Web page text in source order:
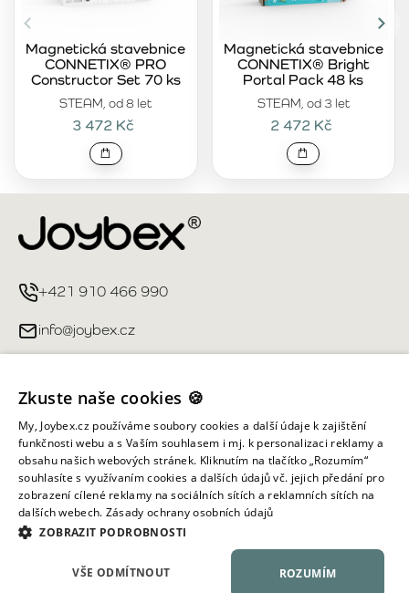
STEAM, od 8 let
Magnetická stavebnice
CONNETIX® PRO
Constructor Set 70 ks
3 472 Kč
STEAM, od 3 let
Magnetická stavebnice
CONNETIX® Bright
Portal Pack 48 ks
2 472 Kč
+421 910 466 990
info@joybex.cz
Můj účet
Informace obchodu
Všechna práva vyhrazena ©
Zkuste naše cookies 🍪
My, Joybex.cz používáme soubory cookies a další údaje k zajištění
funkčnosti webu a s Vaším souhlasem i mj. k personalizaci reklamy a
obsahu našich webových stránek. Kliknutím na tlačítko „Rozumím“
souhlasíte s využívaním cookies a dalších údajů vč. jejich předání pro
zobrazení cílené reklamy na sociálních sítích a reklamních sítích na
dalších webech. Zásady ochrany osobních údajů
ZOBRAZIT PODROBNOSTI
ROZUMÍM
VŠE ODMÍTNOUT